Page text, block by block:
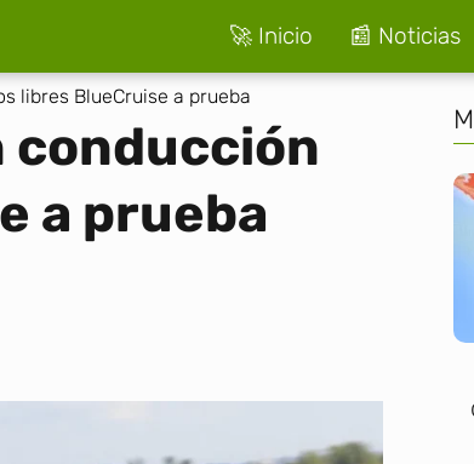
🚀 Inicio 📰 Noticias
libres BlueCruise a prueba
conducción
a prueba